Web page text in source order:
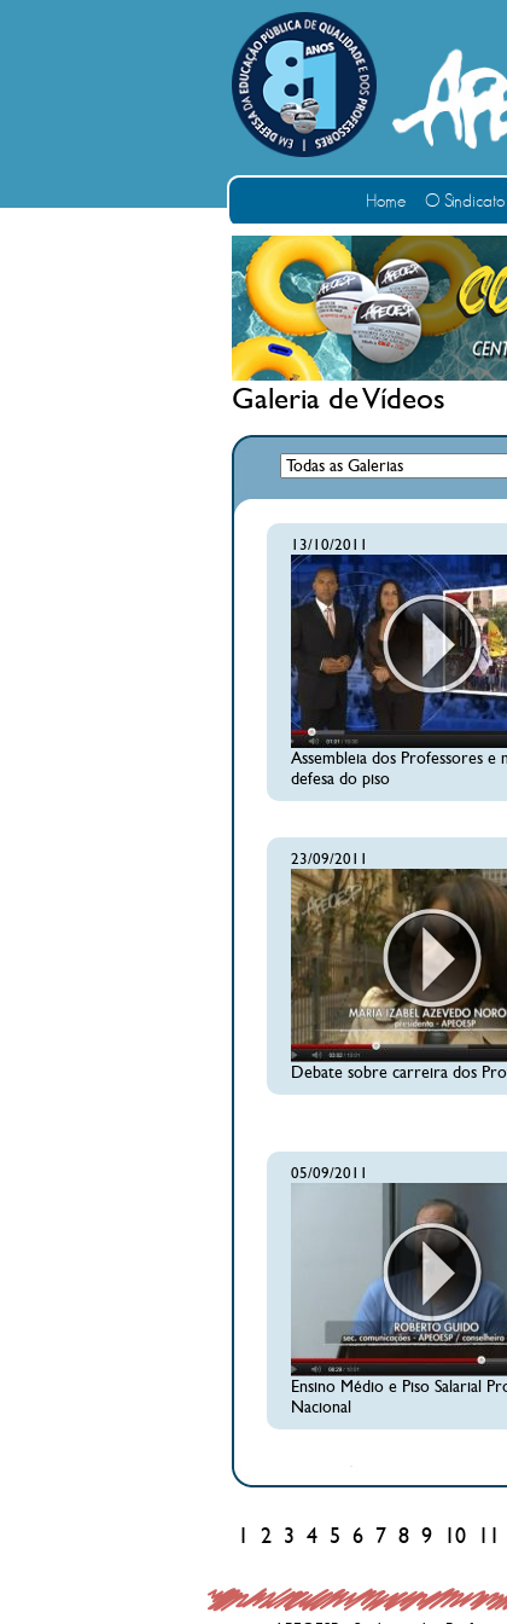
Home O Sindicato
Galeria de Vídeos
13/10/2011
Assembleia dos Professores e
defesa do piso
23/09/2011
Debate sobre carreira dos
05/09/2011
Ensino Médio e Piso Salarial
Nacional
2 3 4 5 6 7 8 9 10